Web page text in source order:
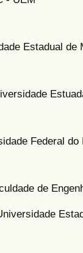
Estadual de
Federal do
de